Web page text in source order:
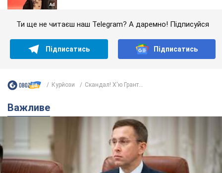
Ти ще не читаєш наш Telegram? А даремно! Підписуйся
Підписатись Підписатись
Курйози Скандал! Х'ю Грант...
Важливе